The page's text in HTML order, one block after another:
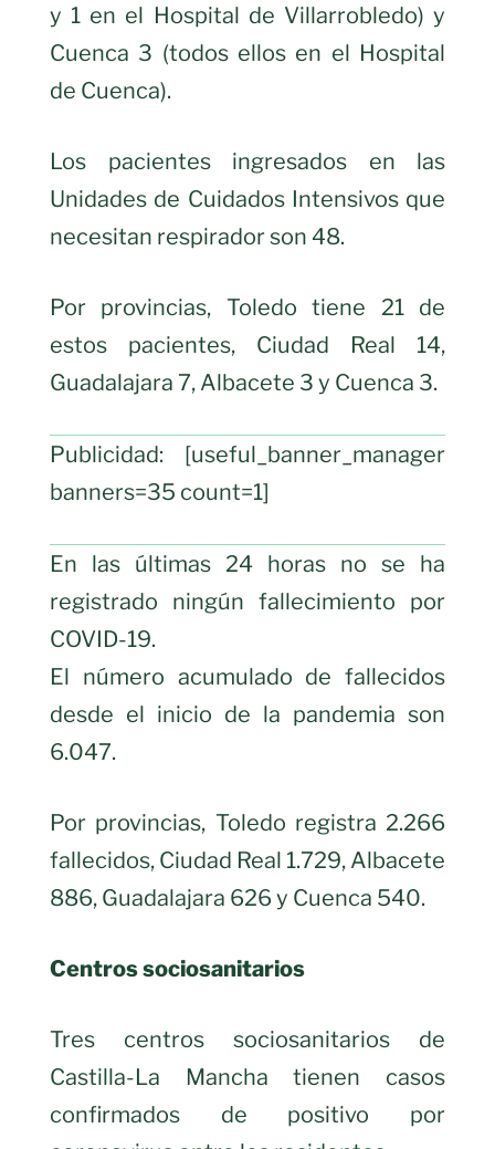
y 1 en el Hospital de Villarrobledo) y
Cuenca 3 (todos ellos en el Hospital
de Cuenca).
Los pacientes ingresados en las
Unidades de Cuidados Intensivos que
necesitan respirador son 48.
Por provincias, Toledo tiene 21 de
estos pacientes, Ciudad Real 14,
Guadalajara 7, Albacete 3 y Cuenca 3.
Publicidad: [useful_banner_manager
banners=35 count=1]
En las últimas 24 horas no se ha
registrado ningún fallecimiento por
COVID-19.
El número acumulado de fallecidos
desde el inicio de la pandemia son
6.047.
Por provincias, Toledo registra 2.266
fallecidos, Ciudad Real 1.729, Albacete
886, Guadalajara 626 y Cuenca 540.
Centros sociosanitarios
Tres centros sociosanitarios de
Castilla-La Mancha tienen casos
confirmados de positivo por